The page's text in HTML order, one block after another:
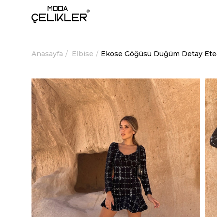
Anasayfa Elbise Ekose Göğüsü Düğüm Detay